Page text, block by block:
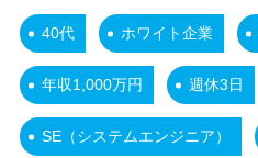
40代 ホワイト企業
年収1,000万円 週休3日
SE（システムエンジニア）